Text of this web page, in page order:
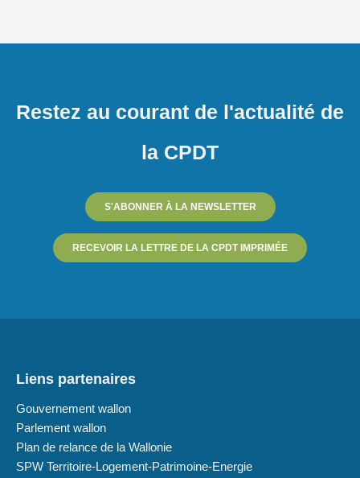
Restez au courant de l'actualité de
la CPDT
S'ABONNER À LA NEWSLETTER
RECEVOIR LA LETTRE DE LA CPDT IMPRIMÉE
Liens partenaires
Gouvernement wallon
Parlement wallon
Plan de relance de la Wallonie
SPW Territoire-Logement-Patrimoine-Energie